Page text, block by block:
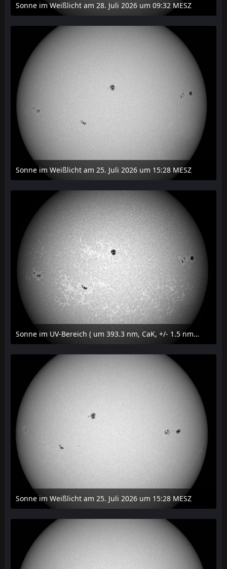
Sonne im Weißlicht am 28. Juli 2026 um 09:32 MESZ
31. Juli 2026 um 20:03
Sonne im Weißlicht am 25. Juli 2026 um 15:28 MESZ
27. Juli 2026 um 21:15
Sonne im UV-Bereich ( um 393.3 nm, CaK, +/- 1.5 nm) am 25. Juli 2026 um 15:32 MESZ
27. Juli 2026 um 20:32
Sonne im Weißlicht am 25. Juli 2026 um 15:28 MESZ
27. Juli 2026 um 20:29